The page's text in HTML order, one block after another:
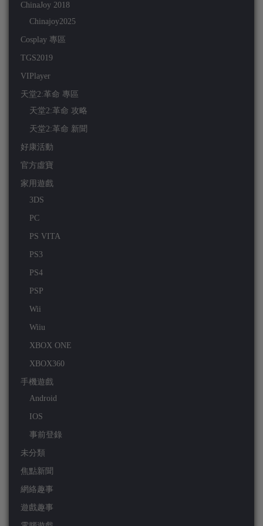
ChinaJoy 2018
Chinajoy2025
Cosplay 專區
TGS2019
VIPlayer
天堂2:革命 專區
天堂2:革命 攻略
天堂2:革命 新聞
好康活動
官方虛寶
家用遊戲
3DS
PC
PS VITA
PS3
PS4
PSP
Wii
Wiiu
XBOX ONE
XBOX360
手機遊戲
Android
IOS
事前登錄
未分類
焦點新聞
網絡趣事
遊戲趣事